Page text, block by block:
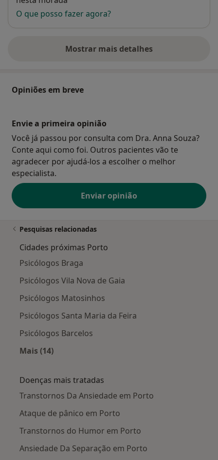
O que posso fazer agora?
Mostrar mais detalhes
sobre o endereço
Opiniões em breve
Envie a primeira opinião
Você já passou por consulta com Dra. Anna Souza?
Conte aqui como foi. Outros pacientes vão te
agradecer por ajudá-los a escolher o melhor
especialista.
Enviar opinião
Pesquisas relacionadas
Cidades próximas Porto
Psicólogos Braga
Psicólogos Vila Nova de Gaia
Psicólogos Matosinhos
Psicólogos Santa Maria da Feira
Psicólogos Barcelos
Mais (14)
Doenças mais tratadas
Transtornos Da Ansiedade em Porto
Ataque de pânico em Porto
Transtornos do Humor em Porto
Ansiedade Da Separação em Porto